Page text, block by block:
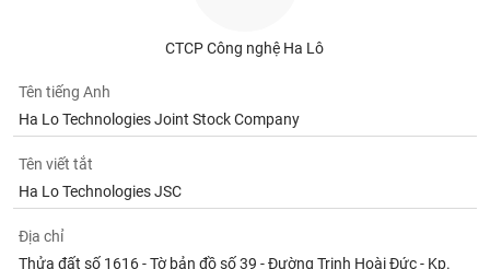
CTCP Công nghệ Ha Lô
Tên tiếng Anh
Ha Lo Technologies Joint Stock Company
Tên viết tắt
Ha Lo Technologies JSC
Địa chỉ
Thửa đất số 1616 - Tờ bản đồ số 39 - Đường Trịnh Hoài Đức - Kp.